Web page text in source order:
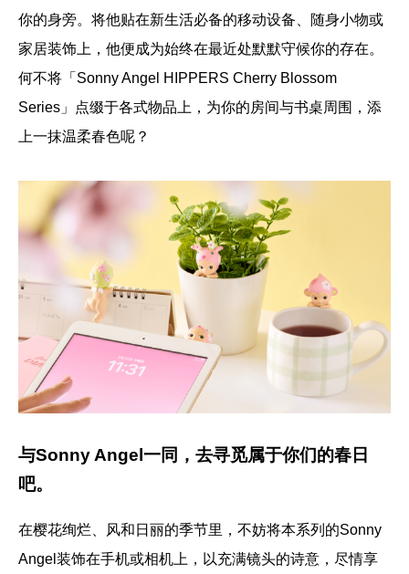
你的身旁。将他贴在新生活必备的移动设备、随身小物或
家居装饰上，他便成为始终在最近处默默守候你的存在。
何不将「Sonny Angel HIPPERS Cherry Blossom
Series」点缀于各式物品上，为你的房间与书桌周围，添
上一抹温柔春色呢？
与Sonny Angel一同，去寻觅属于你们的春日
吧。
在樱花绚烂、风和日丽的季节里，不妨将本系列的Sonny
Angel装饰在手机或相机上，以充满镜头的诗意，尽情享